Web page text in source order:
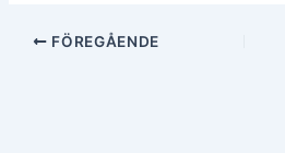
FÖREGÅENDE